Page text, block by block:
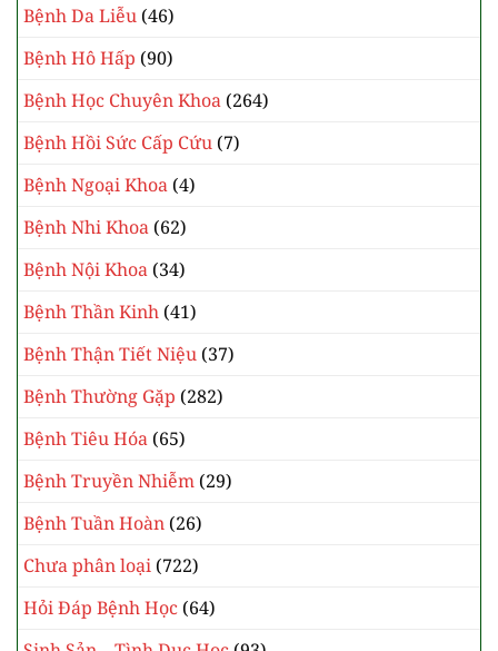
Bệnh Da Liễu (46)
Bệnh Hô Hấp (90)
Bệnh Học Chuyên Khoa (264)
Bệnh Hồi Sức Cấp Cứu (7)
Bệnh Ngoại Khoa (4)
Bệnh Nhi Khoa (62)
Bệnh Nội Khoa (34)
Bệnh Thần Kinh (41)
Bệnh Thận Tiết Niệu (37)
Bệnh Thường Gặp (282)
Bệnh Tiêu Hóa (65)
Bệnh Truyền Nhiễm (29)
Bệnh Tuần Hoàn (26)
Chưa phân loại (722)
Hỏi Đáp Bệnh Học (64)